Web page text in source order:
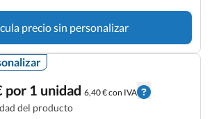
precio sin personalizar
por 1 unidad 6,40 € con IVA
del producto